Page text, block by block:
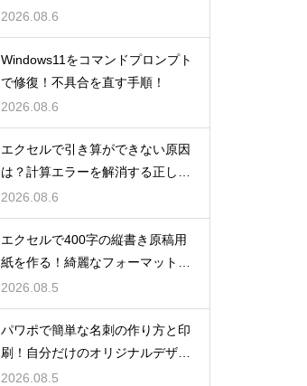
順！
2026.08.6
Windows11をコマンドプロンプト
で修復！不具合を直す手順！
2026.08.6
エクセルで引き算ができない原因
は？計算エラーを解消する正しい
手順
2026.08.6
エクセルで400字の縦書き原稿用
紙を作る！綺麗なフォーマット
術！
2026.08.5
パワポで簡単な名刺の作り方と印
刷！自分だけのオリジナルデザイ
ン
2026.08.5